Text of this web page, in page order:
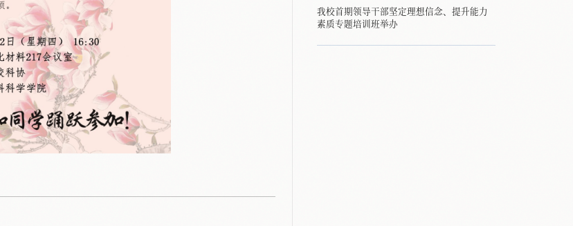
我校首期领导干部坚定理想信念、提升能力
素质专题培训班举办